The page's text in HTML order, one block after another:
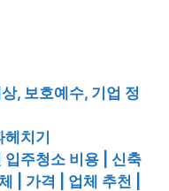
, 보호예수, 기업 정
헤치기
입주청소 비용 | 신축
| 가격 | 업체 추천 |